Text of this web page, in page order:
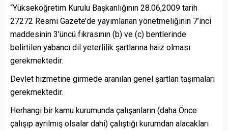
“Yükseköğretim Kurulu Başkanlığının 28.06,2009 tarih
27272 Resmi Gazete’de yayımlanan yönetmeliğinin 7’inci
maddesinin 3’üncü fıkrasının (b) ve (c) bentlerinde
belirtilen yabancı dil yeterlilik şartlarına haiz olması
gerekmektedir.
Devlet hizmetine girmede aranılan genel şartlan taşımaları
gerekmektedir.
Herhangi bir kamu kurumunda çalışanların (daha Önce
çalışıp ayrılmış olsalar dahi) çalıştığı kurumdan alacakları